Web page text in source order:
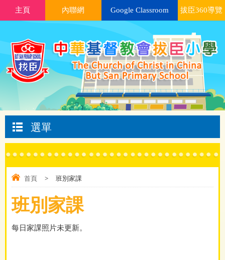
主頁 內聯網 Google Classroom 拔臣360導覽
選單
首頁 > 班別家課
班別家課
每日家課照片未更新。